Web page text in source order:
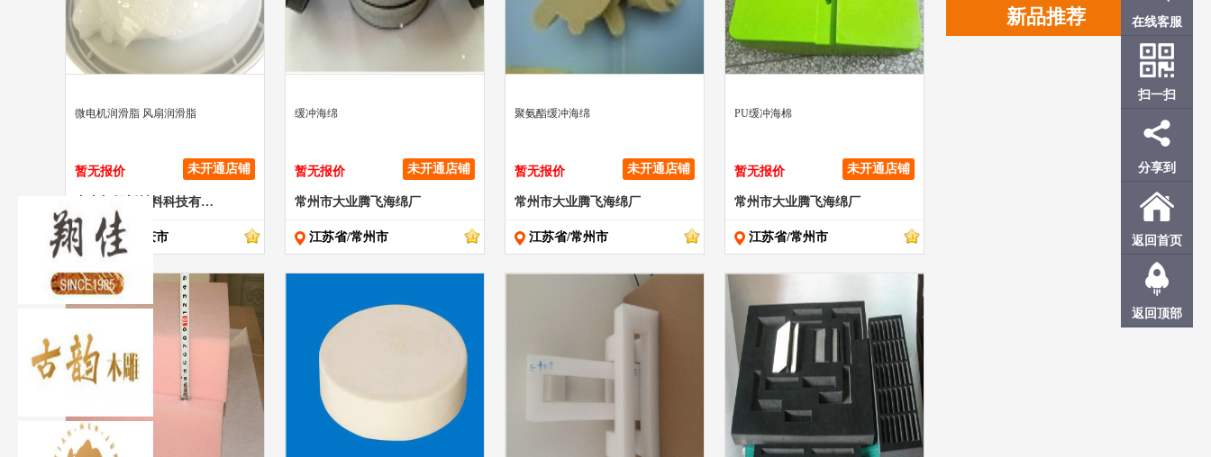
微电机润滑脂 风扇润滑脂
暂无报价 未开通店铺
广东凯顿新材料科技有限公司
广东省/肇庆市
缓冲海绵
暂无报价 未开通店铺
常州市大业腾飞海绵厂
江苏省/常州市
聚氨酯缓冲海绵
暂无报价 未开通店铺
常州市大业腾飞海绵厂
江苏省/常州市
PU缓冲海棉
暂无报价 未开通店铺
常州市大业腾飞海绵厂
江苏省/常州市
新品推荐 在线客服
扫一扫
分享到
返回首页
返回顶部